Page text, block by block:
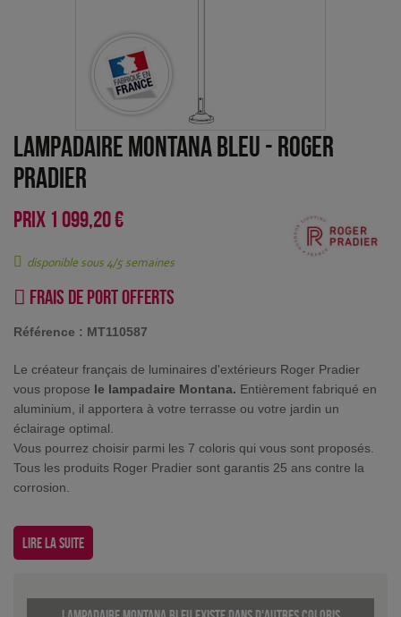
Lampadaire Montana Bleu - Roger
Pradier
PRIX 1 099,20 €
disponible sous 4/5 semaines
Frais de port offerts
Référence : MT110587
Le créateur français de luminaires d'extérieurs Roger Pradier
vous propose le lampadaire Montana. Entièrement fabriqué en
aluminium, il apportera à votre terrasse ou votre jardin un
éclairage optimal.
Vous pourrez choisir parmi les 7 coloris qui vous sont proposés.
Tous les produits Roger Pradier sont garantis 25 ans contre la
corrosion.
Lire la suite